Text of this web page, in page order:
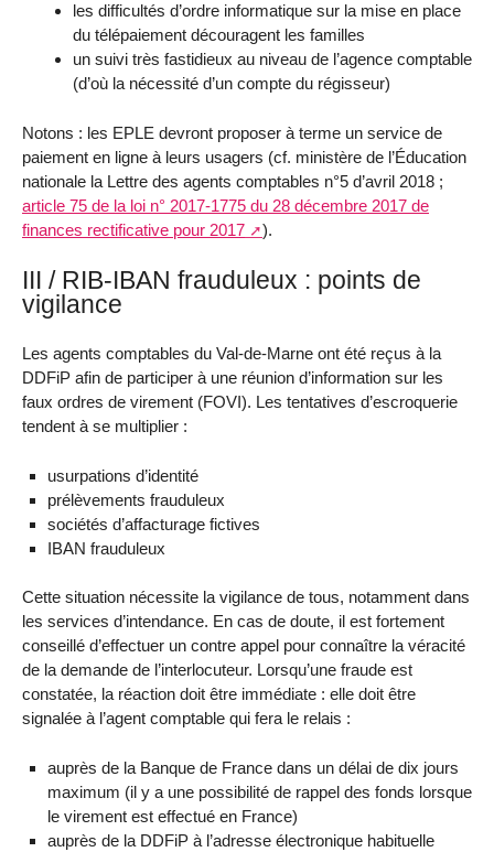
les difficultés d’ordre informatique sur la mise en place
du télépaiement découragent les familles
un suivi très fastidieux au niveau de l’agence comptable
(d’où la nécessité d’un compte du régisseur)
Notons : les EPLE devront proposer à terme un service de
paiement en ligne à leurs usagers (cf. ministère de l’Éducation
nationale la Lettre des agents comptables n°5 d’avril 2018 ;
article 75 de la loi n° 2017-1775 du 28 décembre 2017 de
finances rectificative pour 2017
).
III / RIB-IBAN frauduleux : points de
vigilance
Les agents comptables du Val-de-Marne ont été reçus à la
DDFiP afin de participer à une réunion d’information sur les
faux ordres de virement (FOVI). Les tentatives d’escroquerie
tendent à se multiplier :
usurpations d’identité
prélèvements frauduleux
sociétés d’affacturage fictives
IBAN frauduleux
Cette situation nécessite la vigilance de tous, notamment dans
les services d’intendance. En cas de doute, il est fortement
conseillé d’effectuer un contre appel pour connaître la véracité
de la demande de l’interlocuteur. Lorsqu’une fraude est
constatée, la réaction doit être immédiate : elle doit être
signalée à l’agent comptable qui fera le relais :
auprès de la Banque de France dans un délai de dix jours
maximum (il y a une possibilité de rappel des fonds lorsque
le virement est effectué en France)
auprès de la DDFiP à l’adresse électronique habituelle